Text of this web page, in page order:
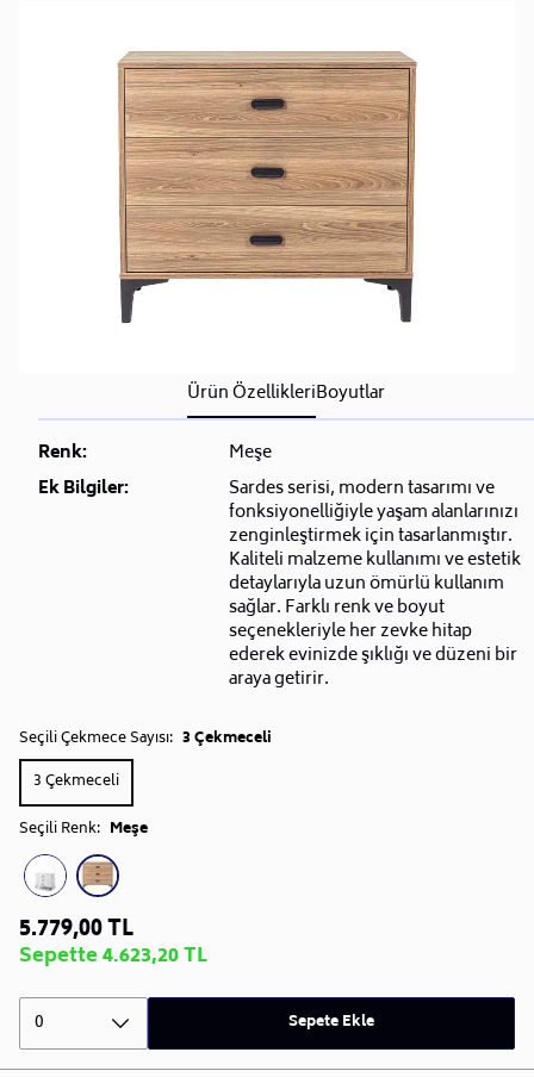
Ürün ÖzellikleriBoyutlar
Renk:
Meşe
Ek Bilgiler:
Sardes serisi, modern tasarımı ve
fonksiyonelliğiyle yaşam alanlarınızı
zenginleştirmek için tasarlanmıştır.
Kaliteli malzeme kullanımı ve estetik
detaylarıyla uzun ömürlü kullanım
sağlar. Farklı renk ve boyut
seçenekleriyle her zevke hitap
ederek evinizde şıklığı ve düzeni bir
araya getirir.
Seçili Çekmece Sayısı: 3 Çekmeceli
3 Çekmeceli
Seçili Renk: Meşe
5.779,00 TL
Sepette 4.623,20 TL
0 Sepete Ekle